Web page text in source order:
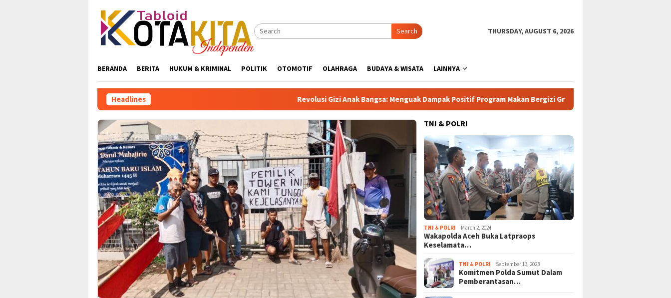
content
Search THURSDAY, AUGUST 6, 2026
BERANDA BERITA HUKUM & KRIMINAL POLITIK OTOMOTIF OLAHRAGA BUDAYA & WISATA LAINNYA
Headlines Revolusi Gizi Anak Bangsa: Menguak Dampak Positif Program Makan Bergizi Gratis di Sekolah
TNI & POLRI
TNI & POLRI March 2, 2024
Wakapolda Aceh Buka Latpraops
Keselamata…
TNI & POLRI September 13, 2023
Komitmen Polda Sumut Dalam
Pemberantasan…